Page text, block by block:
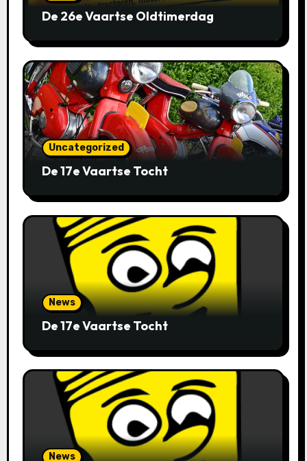
De 26e Vaartse Oldtimerdag
Uncategorized
De 17e Vaartse Tocht
News
De 17e Vaartse Tocht
News